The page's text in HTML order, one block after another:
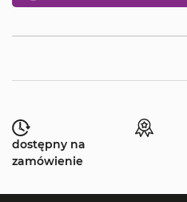
dostępny na
zamówienie